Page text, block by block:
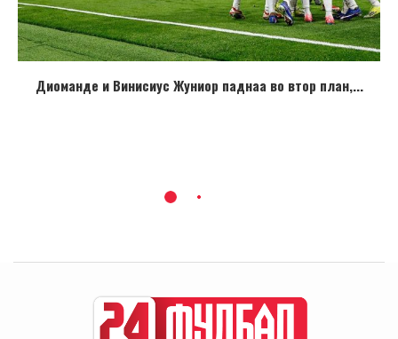
Диоманде и Винисиус Жуниор паднаа во втор план,...